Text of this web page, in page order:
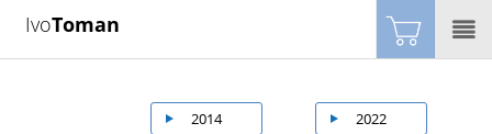
IvoToman
2022
2014